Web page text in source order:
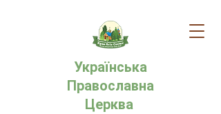
Українська
Православна
Церква